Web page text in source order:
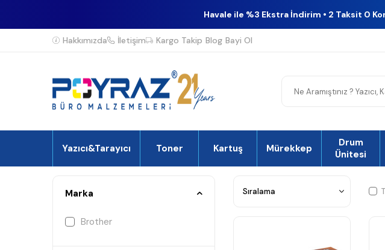
Havale ile %3 Ekstra İndirim • 2 Taksit 0
Hakkımızda İletişim Kargo Takip Blog Bayi Ol
Yazıcı&Tarayıcı Toner Kartuş Mürekkep
Drum
Ünitesi
Marka
Brother